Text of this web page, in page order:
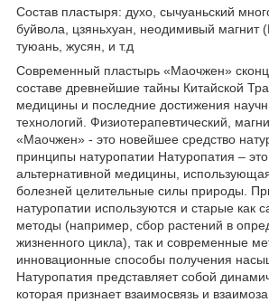
Состав пластыря: духо, сычуаньский
буйвола, цзяньхуан, неодимивый магнит
туюань, жусян, и т.д
Современный пластырь «Маочжен»
составе древнейшие тайны Китайской
медицины и последние достижения
технологий. Физиотерапевтический,
«Маочжен» - это новейшее средство
принципы натуропатии Натуропатия –
альтернативной медицины,
болезней целительные силы природы.
натуропатии используются и старые как
методы (например, сбор растений в
жизненного цикла), так и современные
инновационные способы получения
Натуропатия представляет собой
которая признает взаимосвязь и